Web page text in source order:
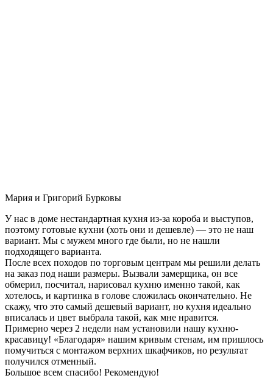
Мария и Григорий Бурковы
У нас в доме нестандартная кухня из-за короба и выступов,
поэтому готовые кухни (хоть они и дешевле) — это не наш
вариант. Мы с мужем много где были, но не нашли
подходящего варианта.
После всех походов по торговым центрам мы решили делать
на заказ под наши размеры. Вызвали замерщика, он все
обмерил, посчитал, нарисовал кухню именно такой, как
хотелось, и картинка в голове сложилась окончательно. Не
скажу, что это самый дешевый вариант, но кухня идеально
вписалась и цвет выбрала такой, как мне нравится.
Примерно через 2 недели нам установили нашу кухню-
красавицу! «Благодаря» нашим кривым стенам, им пришлось
помучиться с монтажом верхних шкафчиков, но результат
получился отменный.
Большое всем спасибо! Рекомендую!